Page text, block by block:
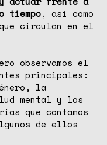
tiempo, así como
circulan en el
observamos el
principales:
la
mental y los
que contamos
de ellos